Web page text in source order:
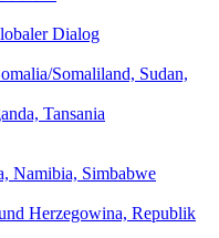
Dialog
Somaliland, Sudan,
Tansania
Namibia, Simbabwe
Herzegowina, Republik